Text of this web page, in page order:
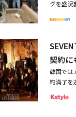
グを盛況
（ユン
さん、「
て後ろで
言葉を伝
控え室で
ユンソン
気をつけ
契約に
韓国では
約満了を
ルをまと